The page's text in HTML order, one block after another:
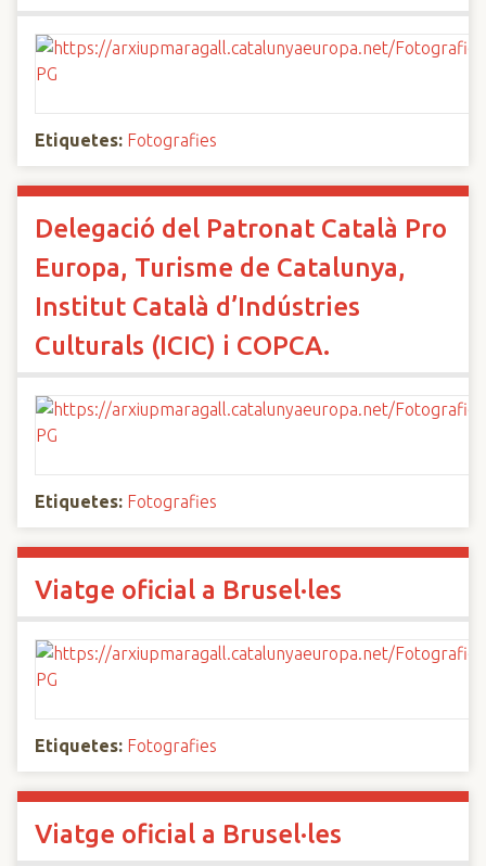
Etiquetes: Fotografies
Delegació del Patronat Català Pro
Europa, Turisme de Catalunya,
Institut Català d’Indústries
Culturals (ICIC) i COPCA.
Etiquetes: Fotografies
Viatge oficial a Brusel·les
Etiquetes: Fotografies
Viatge oficial a Brusel·les